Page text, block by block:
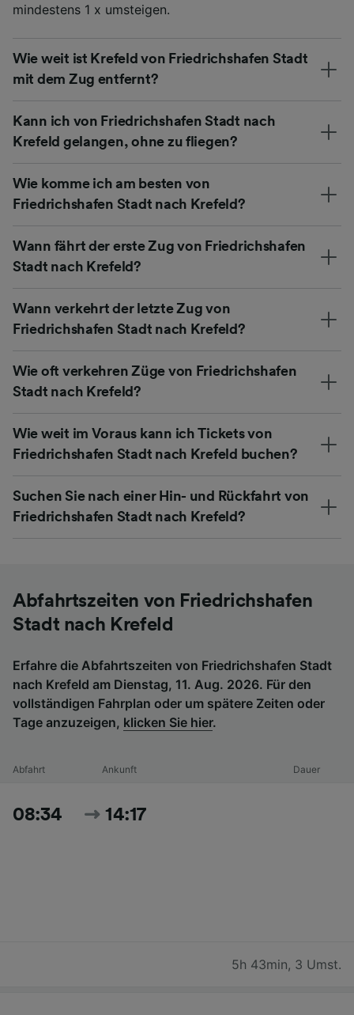
mindestens 1 x umsteigen.
Wie weit ist Krefeld von Friedrichshafen Stadt
mit dem Zug entfernt?
Kann ich von Friedrichshafen Stadt nach
Krefeld gelangen, ohne zu fliegen?
Wie komme ich am besten von
Friedrichshafen Stadt nach Krefeld?
Wann fährt der erste Zug von Friedrichshafen
Stadt nach Krefeld?
Wann verkehrt der letzte Zug von
Friedrichshafen Stadt nach Krefeld?
Wie oft verkehren Züge von Friedrichshafen
Stadt nach Krefeld?
Wie weit im Voraus kann ich Tickets von
Friedrichshafen Stadt nach Krefeld buchen?
Suchen Sie nach einer Hin- und Rückfahrt von
Friedrichshafen Stadt nach Krefeld?
Abfahrtszeiten von Friedrichshafen
Stadt nach Krefeld
Erfahre die Abfahrtszeiten von Friedrichshafen Stadt
nach Krefeld am Dienstag, 11. Aug. 2026. Für den
vollständigen Fahrplan oder um spätere Zeiten oder
Tage anzuzeigen, klicken Sie hier.
Abfahrt Ankunft Dauer
08:34 14:17
5h 43min, 3 Umst.